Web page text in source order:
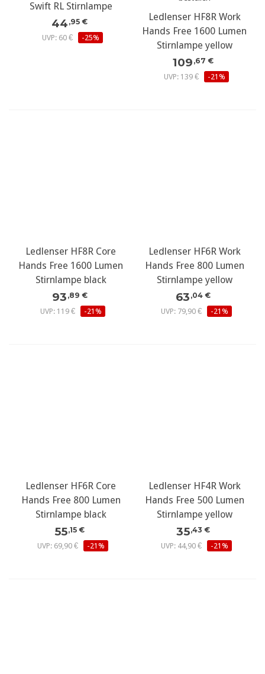
Swift RL Stirnlampe
44 ,95 €
UVP: 60 €
-25%
Ledlenser HF8R Work
Hands Free 1600 Lumen
Stirnlampe yellow
109 ,67 €
UVP: 139 €
-21%
Ledlenser HF8R Core
Hands Free 1600 Lumen
Stirnlampe black
93 ,89 €
UVP: 119 €
-21%
Ledlenser HF6R Work
Hands Free 800 Lumen
Stirnlampe yellow
63 ,04 €
UVP: 79,90 €
-21%
Ledlenser HF6R Core
Hands Free 800 Lumen
Stirnlampe black
55,15 €
UVP: 69,90 €
-21%
Ledlenser HF4R Work
Hands Free 500 Lumen
Stirnlampe yellow
35,43 €
UVP: 44,90 €
-21%